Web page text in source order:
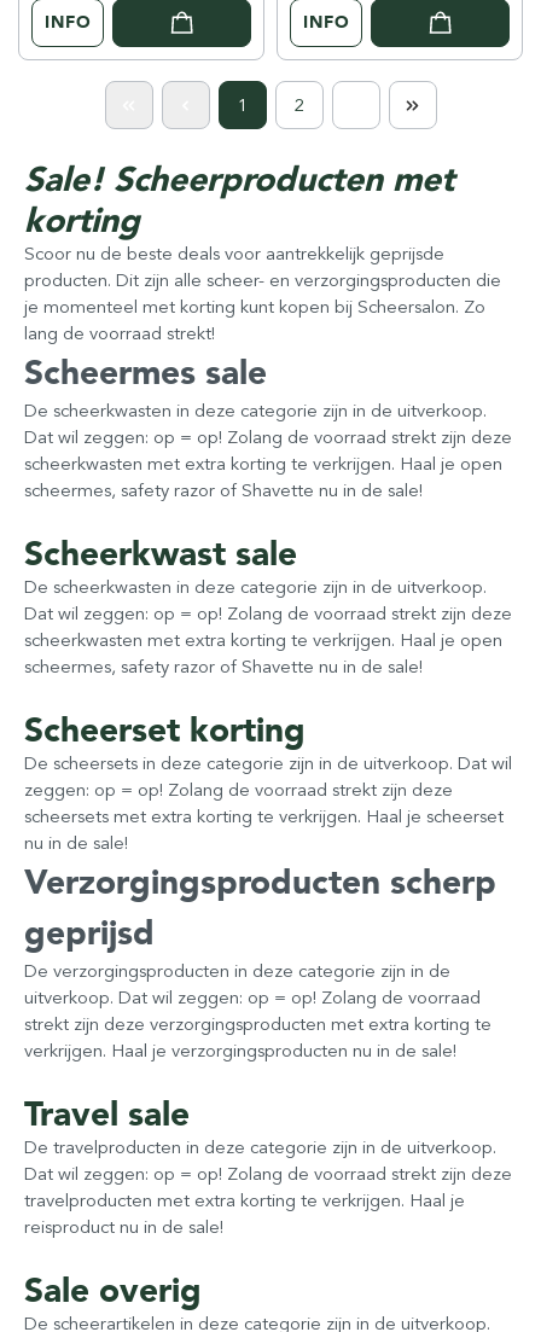
INFO INFO
1 2
Sale! Scheerproducten met
korting
Scoor nu de beste deals voor aantrekkelijk geprijsde
producten. Dit zijn alle scheer- en verzorgingsproducten die
je momenteel met korting kunt kopen bij Scheersalon. Zo
lang de voorraad strekt!
Scheermes sale
De scheerkwasten in deze categorie zijn in de uitverkoop.
Dat wil zeggen: op = op! Zolang de voorraad strekt zijn deze
scheerkwasten met extra korting te verkrijgen. Haal je open
scheermes, safety razor of Shavette nu in de sale!
Scheerkwast sale
De scheerkwasten in deze categorie zijn in de uitverkoop.
Dat wil zeggen: op = op! Zolang de voorraad strekt zijn deze
scheerkwasten met extra korting te verkrijgen. Haal je open
scheermes, safety razor of Shavette nu in de sale!
Scheerset korting
De scheersets in deze categorie zijn in de uitverkoop. Dat wil
zeggen: op = op! Zolang de voorraad strekt zijn deze
scheersets met extra korting te verkrijgen. Haal je scheerset
nu in de sale!
Verzorgingsproducten scherp
geprijsd
De verzorgingsproducten in deze categorie zijn in de
uitverkoop. Dat wil zeggen: op = op! Zolang de voorraad
strekt zijn deze verzorgingsproducten met extra korting te
verkrijgen. Haal je verzorgingsproducten nu in de sale!
Travel sale
De travelproducten in deze categorie zijn in de uitverkoop.
Dat wil zeggen: op = op! Zolang de voorraad strekt zijn deze
travelproducten met extra korting te verkrijgen. Haal je
reisproduct nu in de sale!
Sale overig
De scheerartikelen in deze categorie zijn in de uitverkoop.